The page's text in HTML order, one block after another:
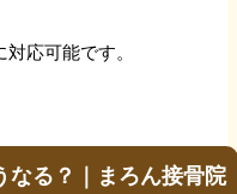
応可能です。
なる？｜まろん接骨院